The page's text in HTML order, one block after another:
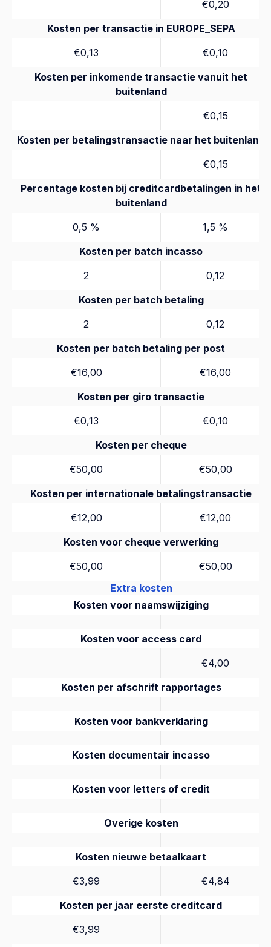
€0,20
Kosten per transactie in EUROPE_SEPA
€0,13
€0,10
Kosten per inkomende transactie vanuit het
buitenland
€0,15
Kosten per betalingstransactie naar het buitenland
€0,15
Percentage kosten bij creditcardbetalingen in het
buitenland
0,5 %
1,5 %
Kosten per batch incasso
2
0,12
Kosten per batch betaling
2
0,12
Kosten per batch betaling per post
€16,00
€16,00
Kosten per giro transactie
€0,13
€0,10
Kosten per cheque
€50,00
€50,00
Kosten per internationale betalingstransactie
€12,00
€12,00
Kosten voor cheque verwerking
€50,00
€50,00
Extra kosten
Kosten voor naamswijziging
Kosten voor access card
€4,00
Kosten per afschrift rapportages
Kosten voor bankverklaring
Kosten documentair incasso
Kosten voor letters of credit
Overige kosten
Kosten nieuwe betaalkaart
€3,99
€4,84
Kosten per jaar eerste creditcard
€3,99